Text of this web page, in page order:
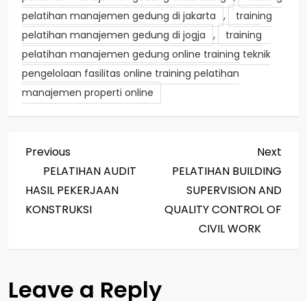
pelatihan manajemen gedung di jakarta ,
training
pelatihan manajemen gedung di jogja ,
training
pelatihan manajemen gedung online training teknik
pengelolaan fasilitas online training pelatihan
manajemen properti online
P
o
s
n
Previous
Post
Previous
PELATIHAN AUDIT
HASIL PEKERJAAN
KONSTRUKSI
Next
PELATIHAN BUILDING
SUPERVISION AND
QUALITY CONTROL OF
CIVIL WORK
Leave a Reply